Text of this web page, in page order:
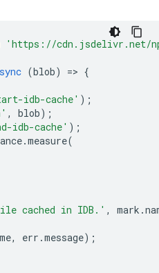
'https://cdn.jsdelivr.net/
(blob) => {
idb-cache' );
, blob);
idb-cache' );
.measure(
cached in IDB.' , mark .
, err .message);